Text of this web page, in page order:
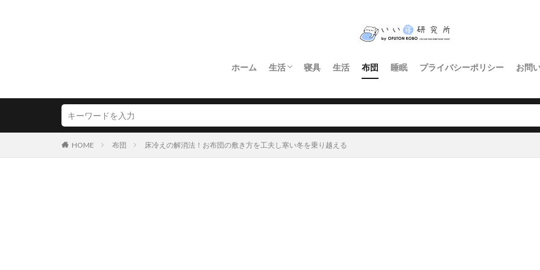
ホーム 生活 寝具 生活 布団 睡眠 プライバシーポリシー お問
HOME 布団 床冷えの解消法！お布団の敷き方を工夫し寒い冬を乗り越える